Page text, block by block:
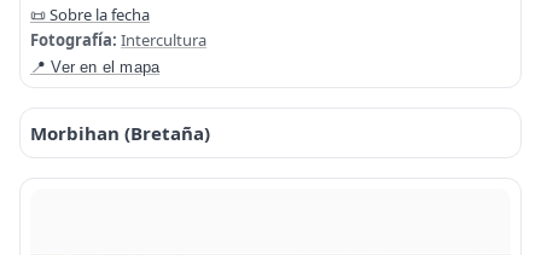
📜 Sobre la fecha
Fotografía: Intercultura
📍 Ver en el mapa
Morbihan (Bretaña)